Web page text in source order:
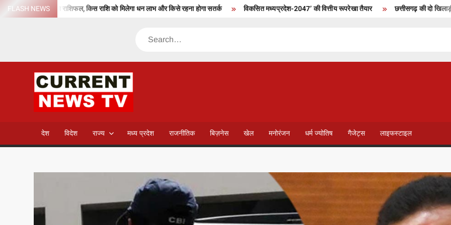
SkipFLASH NEWS
आज का राशिफल, किस राशि को मिलेगा धन लाभ और किसे रहना होगा सतर्क विकसित मध्यप्रदेश-2047’ की वित्तीय रूपरेखा तैयार छत्तीसगढ़ की दो खिलाड़ी
Search
NEWS TV
देश विदेश राज्य मध्य प्रदेश राजनीतिक बिज़नेस खेल मनोरंजन धर्म ज्योतिष गैजेट्स लाइफस्टाइल